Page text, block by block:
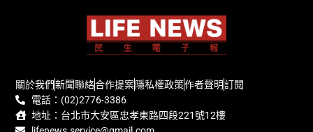
關於我們新聞聯絡合作提案隱私權政策作者聲明訂閱
電話：(02)2776-3386
地址：台北市大安區忠孝東路四段221號12樓